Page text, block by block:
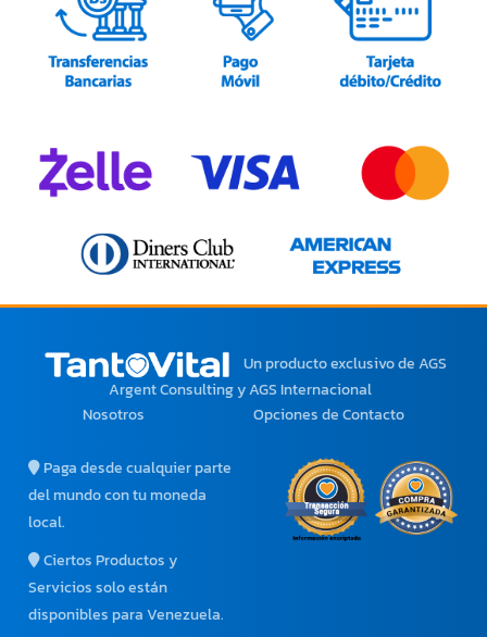
Un producto exclusivode AGS
Argent Consulting y AGS Internacional
Nosotros
Opciones de Contacto
Paga desde cualquier parte
del mundo con tu moneda
local.
Ciertos Productos y
Servicios solo están
disponibles para Venezuela.